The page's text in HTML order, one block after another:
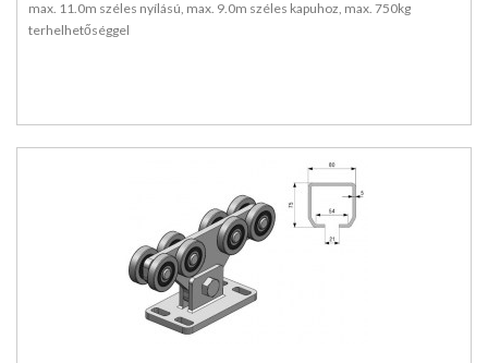
max. 11.0m széles nyílású, max. 9.0m széles kapuhoz, max. 750kg
terhelhetőséggel